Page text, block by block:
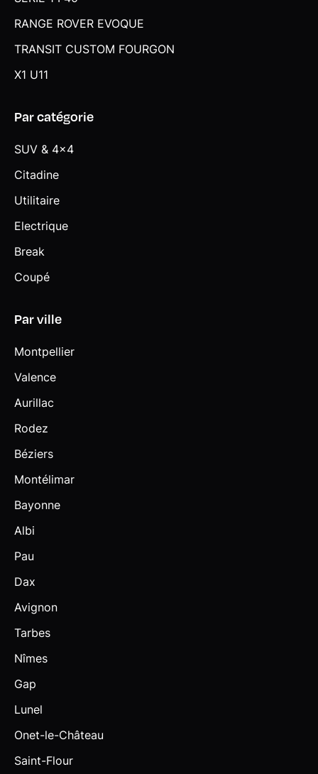
RANGE ROVER EVOQUE
TRANSIT CUSTOM FOURGON
X1 U11
Par catégorie
SUV & 4x4
Citadine
Utilitaire
Electrique
Break
Coupé
Par ville
Montpellier
Valence
Aurillac
Rodez
Béziers
Montélimar
Bayonne
Albi
Pau
Dax
Avignon
Tarbes
Nîmes
Gap
Lunel
Onet-le-Château
Saint-Flour